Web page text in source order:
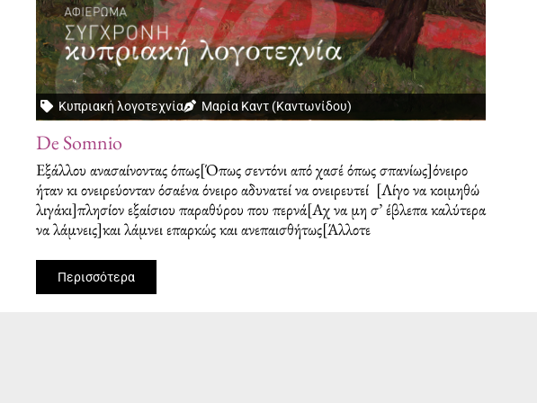
Κυπριακή λογοτεχνία Μαρία Καντ (Καντωνίδου)
De Somnio
Εξάλλου ανασαίνοντας όπως[Όπως σεντόνι από χασέ όπως σπανίως]όνειρο
ήταν κι ονειρεύονταν όσαένα όνειρο αδυνατεί να ονειρευτεί [Λίγο να κοιμηθώ
λιγάκι]πλησίον εξαίσιου παραθύρου που περνά[Αχ να μη σ’ έβλεπα καλύτερα
να λάμνεις]και λάμνει επαρκώς και ανεπαισθήτως[Άλλοτε
Περισσότερα